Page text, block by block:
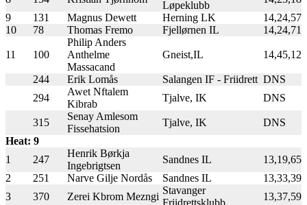
Løpeklubb
9
131 Magnus Dewett Herning LK
14,24,57
10
78 Thomas Fremo Fjellørnen IL 14,24,71
11 100
Philip Anders
Anthelme
Massacand
Gneist,IL 14,45,12
244 Erik Lomås Salangen IF - Friidrett DNS
294
Awet Nftalem
Kibrab
Tjalve, IK DNS
315
Senay Amlesom
Fissehatsion
Tjalve, IK
DNS
Heat: 9
1
247
Henrik Børkja
Ingebrigtsen
Sandnes IL
13,19,65
2
251 Narve Gilje Nordås Sandnes IL
13,33,39
3
370 Zerei Kbrom Mezngi
Stavanger
Friidrettsklubb
13,37,59